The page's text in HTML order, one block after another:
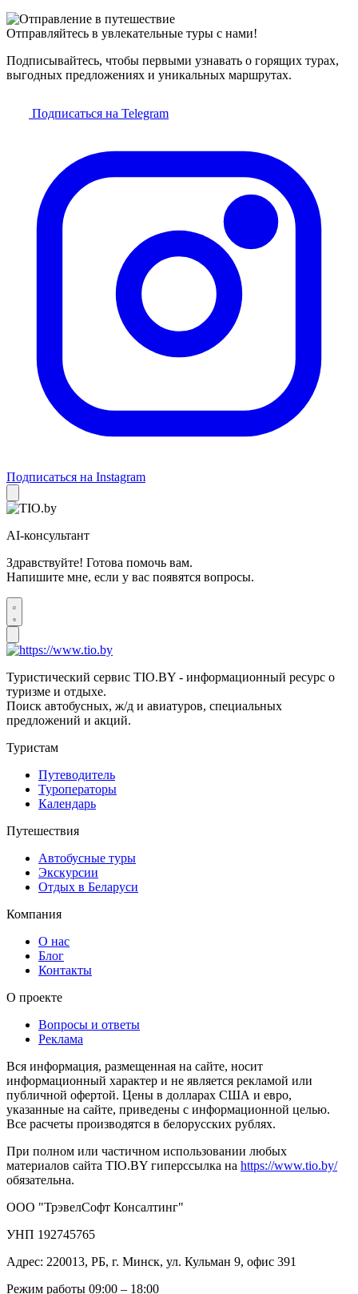
Отправляйтесь в увлекательные туры с нами!
Подписывайтесь, чтобы первыми узнавать о горящих турах,
выгодных предложениях и уникальных маршрутах.
Подписаться на Telegram
Подписаться на Instagram
AI-консультант
Здравствуйте! Готова помочь вам.
Напишите мне, если у вас появятся вопросы.
Туристический сервис TIO.BY - информационный ресурс о
туризме и отдыхе.
Поиск автобусных, ж/д и авиатуров, специальных
предложений и акций.
Туристам
Путеводитель
Туроператоры
Календарь
Путешествия
Автобусные туры
Экскурсии
Отдых в Беларуси
Компания
О нас
Блог
Контакты
О проекте
Вопросы и ответы
Реклама
Вся информация, размещенная на сайте, носит
информационный характер и не является рекламой или
публичной офертой. Цены в долларах США и евро,
указанные на сайте, приведены с информационной целью.
Все расчеты производятся в белорусских рублях.
При полном или частичном использовании любых
материалов сайта TIO.BY гиперссылка на https://www.tio.by/
обязательна.
ООО "ТрэвелСофт Консалтинг"
УНП 192745765
Адрес: 220013, РБ, г. Минск, ул. Кульман 9, офис 391
Режим работы 09:00 – 18:00